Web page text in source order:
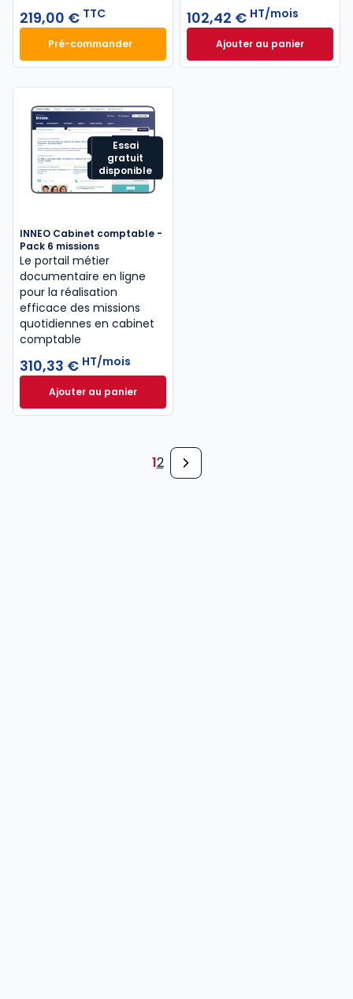
219,00 € TTC
Pré-commanderMémento IFRS 2027 à 219,00 € TTC
102,42 € HT/mois
Ajouter au panier
INNEO Cabinet
Essai
gratuit
disponible
INNEO Cabinet comptable -
Pack 6 missions
Le portail métier
documentaire en ligne
pour la réalisation
efficace des missions
quotidiennes en cabinet
comptable
310,33 € HT/mois
Ajouter au panierINNEO Cabinet comptable - Pack 6 missions à
12